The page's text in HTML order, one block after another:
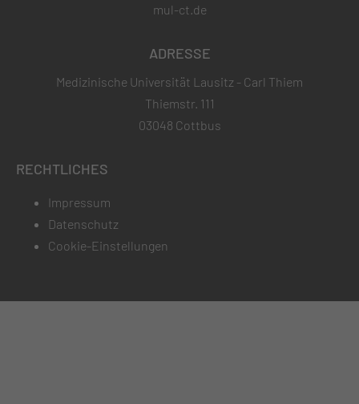
mul-ct.de
ADRESSE
Medizinische Universität Lausitz - Carl Thiem
Thiemstr. 111
03048 Cottbus
RECHTLICHES
Impressum
Datenschutz
Cookie-Einstellungen